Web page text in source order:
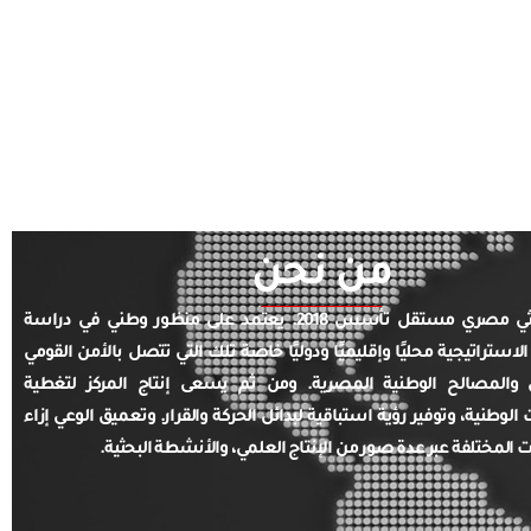
من نحن
مركز بحثي مصري مستقل تأسس 2018. يعتمد على منظور وطني في دراسة
الاستراتيجية محليًا وإقليميًا ودوليًا خاصة تلك التي تتصل بالأمن القومي
والمصالح الوطنية المصرية. ومن ثم يسعى إنتاج المركز لتغطية
الوطنية، وتوفير رؤية استباقية لبدائل الحركة والقرار. وتعميق الوعي إزاء
المختلفة عبر عدة صور من الإنتاج العلمي، والأنشطة البحثية.